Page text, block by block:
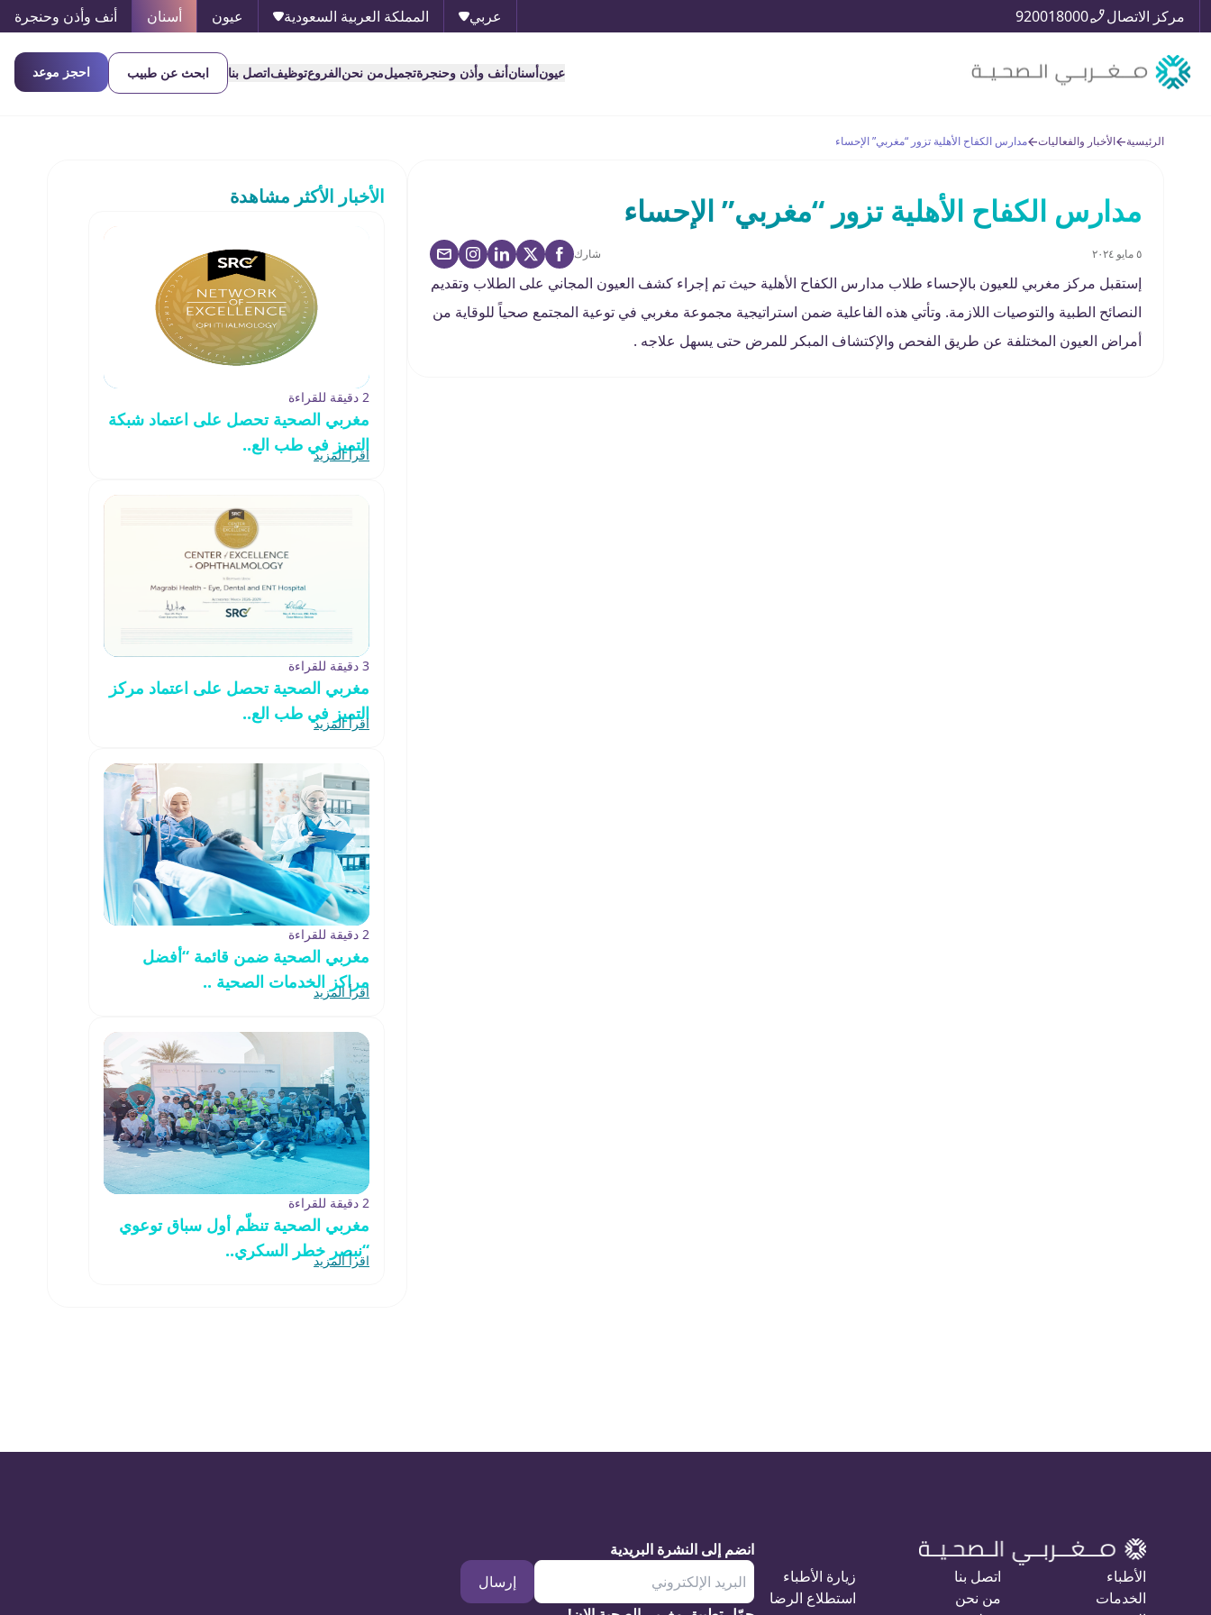
مركز الاتصال 920018000 عربي المملكة العربية السعودية عيون أسنان أنف وأذن وحنجرة
عيونأسنانأنف وأذن وحنجرةتجميلمن نحنالفروعتوظيفاتصل بنا ابحث عن طبيب احجز موعد
الرئيسية الأخبار والفعاليات مدارس الكفاح الأهلية تزور “مغربي” الإحساء
مدارس الكفاح الأهلية تزور “مغربي” الإحساء
٥ مايو ٢٠٢٤ شارك
إستقبل مركز مغربي للعيون بالإحساء طلاب مدارس الكفاح الأهلية حيث تم إجراء كشف العيون المجاني على الطلاب وتقديم
النصائح الطبية والتوصيات اللازمة. وتأتي هذه الفاعلية ضمن استراتيجية مجموعة مغربي في توعية المجتمع صحياً للوقاية من
أمراض العيون المختلفة عن طريق الفحص والإكتشاف المبكر للمرض حتى يسهل علاجه .
الأخبار الأكثر مشاهدة
2 دقيقة للقراءة
مغربي الصحية تحصل على اعتماد شبكة
التميز في طب الع..
اقرأ المزيد
3 دقيقة للقراءة
مغربي الصحية تحصل على اعتماد مركز
التميز في طب الع..
اقرأ المزيد
2 دقيقة للقراءة
مغربي الصحية ضمن قائمة “أفضل
مراكز الخدمات الصحية ..
اقرأ المزيد
2 دقيقة للقراءة
مغربي الصحية تنظّم أول سباق توعوي
“نبصر خطر السكري..
اقرأ المزيد
الأطباء
الخدمات
اتصل بنا
من نحن
زيارة الأطباء
استطلاع الرضا
انضم إلى النشرة البريدية
إرسال